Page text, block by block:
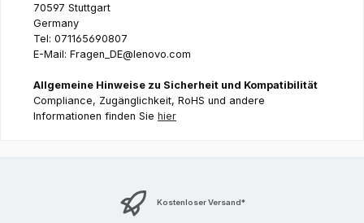
70597 Stuttgart
Germany
Tel: 071165690807
E-Mail: Fragen_DE@lenovo.com
Allgemeine Hinweise zu Sicherheit und Kompatibilität
Compliance, Zugänglichkeit, RoHS und andere
Informationen finden Sie hier
Kostenloser Versand*